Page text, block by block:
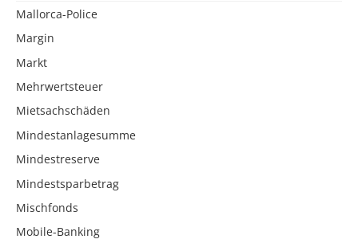
Mallorca-Police
Margin
Markt
Mehrwertsteuer
Mietsachschäden
Mindestanlagesumme
Mindestreserve
Mindestsparbetrag
Mischfonds
Mobile-Banking